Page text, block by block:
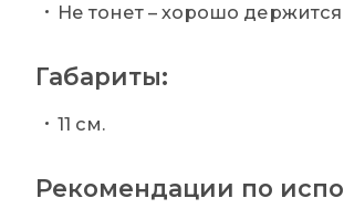
Не тонет – хорошо
Габариты:
11 см.
Рекомендации по